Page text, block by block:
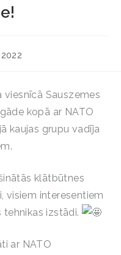
2022
viesnīcā Sauszemes
kopā ar NATO
kaujas grupu vadīja
klātbūtnes
visiem interesentiem
izstādi.
ar NATO